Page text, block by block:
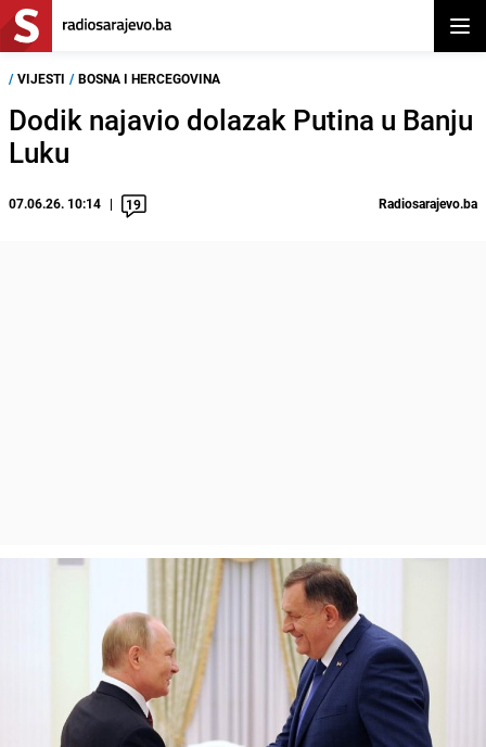
/ VIJESTI / BOSNA I HERCEGOVINA
Dodik najavio dolazak Putina u Banju
Luku
07.06.26. 10:14 19 Radiosarajevo.ba